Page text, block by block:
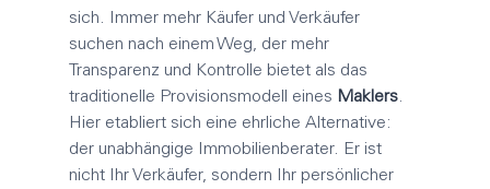
sich. Immer mehr Käufer und Verkäufer
suchen nach einem Weg, der mehr
Transparenz und Kontrolle bietet als das
traditionelle Provisionsmodell eines Maklers.
Hier etabliert sich eine ehrliche Alternative:
der unabhängige Immobilienberater. Er ist
nicht Ihr Verkäufer, sondern Ihr persönlicher